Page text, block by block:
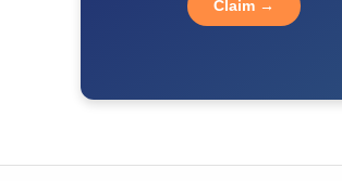
Claim →